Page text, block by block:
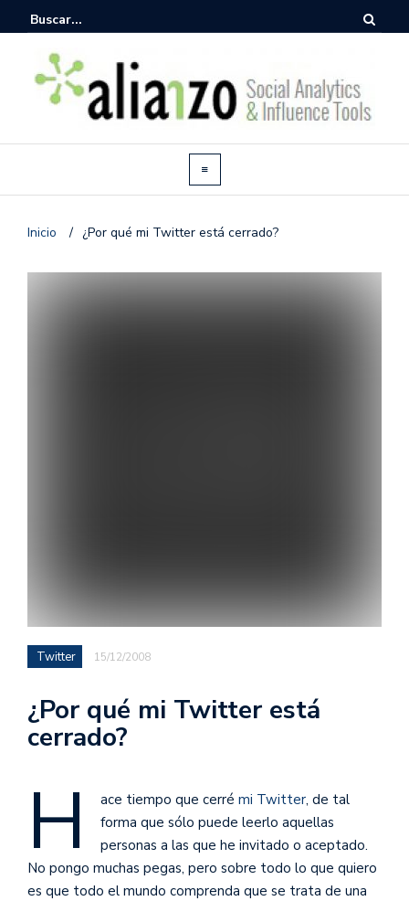
Inicio / ¿Por qué mi Twitter está cerrado?
Twitter 15/12/2008
¿Por qué mi Twitter está
cerrado?
H ace tiempo que cerré mi Twitter, de tal
forma que sólo puede leerlo aquellas
personas a las que he invitado o aceptado.
No pongo muchas pegas, pero sobre todo lo que quiero
es que todo el mundo comprenda que se trata de una